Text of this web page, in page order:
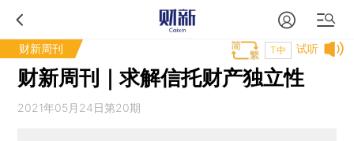
财新周刊 试听
T中
财新周刊｜求解信托财产独立性
2021年05月24日第20期